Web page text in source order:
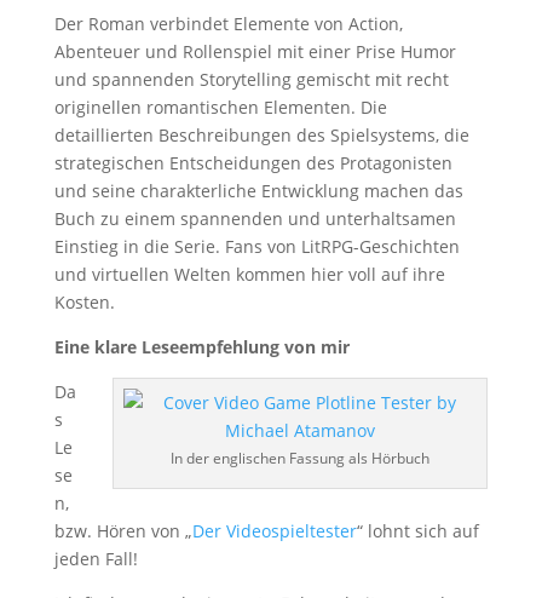
Der Roman verbindet Elemente von Action,
Abenteuer und Rollenspiel mit einer Prise Humor
und spannenden Storytelling gemischt mit recht
originellen romantischen Elementen. Die
detaillierten Beschreibungen des Spielsystems, die
strategischen Entscheidungen des Protagonisten
und seine charakterliche Entwicklung machen das
Buch zu einem spannenden und unterhaltsamen
Einstieg in die Serie. Fans von LitRPG-Geschichten
und virtuellen Welten kommen hier voll auf ihre
Kosten.
Eine klare Leseempfehlung von mir
In der englischen Fassung als Hörbuch
Da
s
Le
se
n,
bzw. Hören von „Der Videospieltester“ lohnt sich auf
jeden Fall!